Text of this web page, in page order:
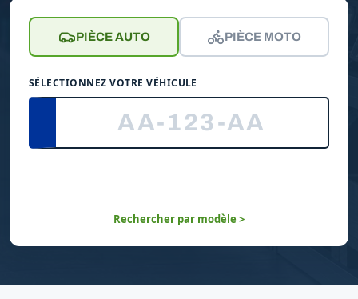
PIÈCE AUTO PIÈCE MOTO
SÉLECTIONNEZ VOTRE VÉHICULE
Rechercher par modèle >